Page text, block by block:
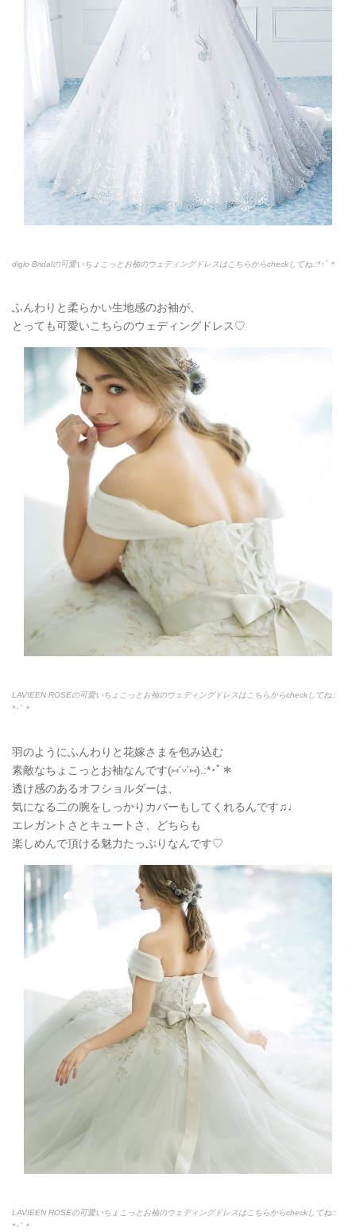
digio Bridalの可愛いちょこっとお袖のウェディングドレスはこちらからcheckしてね.:*･ﾟ＊
ふんわりと柔らかい生地感のお袖が、
とっても可愛いこちらのウェディングドレス♡
LAVIEEN ROSEの可愛いちょこっとお袖のウェディングドレスはこちらからcheckしてね.:
*･ﾟ＊
羽のようにふんわりと花嫁さまを包み込む
素敵なちょこっとお袖なんです(⑅ˊᵕˋ⑅).:*･ﾟ＊
透け感のあるオフショルダーは、
気になる二の腕をしっかりカバーもしてくれるんです♫♩
エレガントさとキュートさ、どちらも
楽しめんで頂ける魅力たっぷりなんです♡
LAVIEEN ROSEの可愛いちょこっとお袖のウェディングドレスはこちらからcheckしてね.:
*･ﾟ＊